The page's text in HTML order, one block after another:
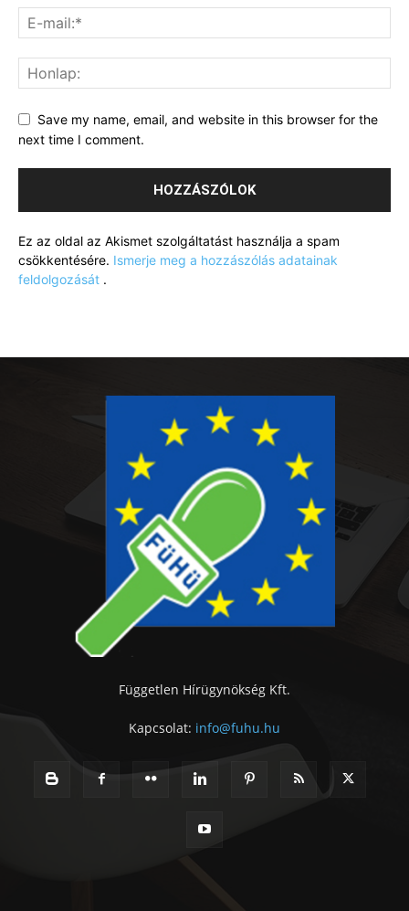
Save my name, email, and website in this browser for the
next time I comment.
Ez az oldal az Akismet szolgáltatást használja a spam
csökkentésére. Ismerje meg a hozzászólás adatainak
feldolgozását .
Független Hírügynökség Kft.
Kapcsolat: info@fuhu.hu